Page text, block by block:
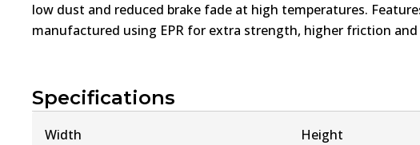
Specifications
Width
Height
low dust and reduced brake fade at high temperatures.
manufactured using EPR for extra strength, higher friction